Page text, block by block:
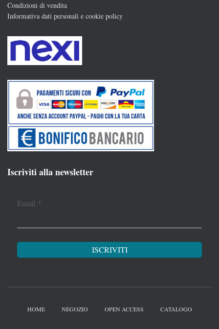
Condizioni di vendita
Informativa dati personali e cookie policy
Iscriviti alla newsletter
Email *
HOME NEGOZIO OPEN ACCESS CATALOGO